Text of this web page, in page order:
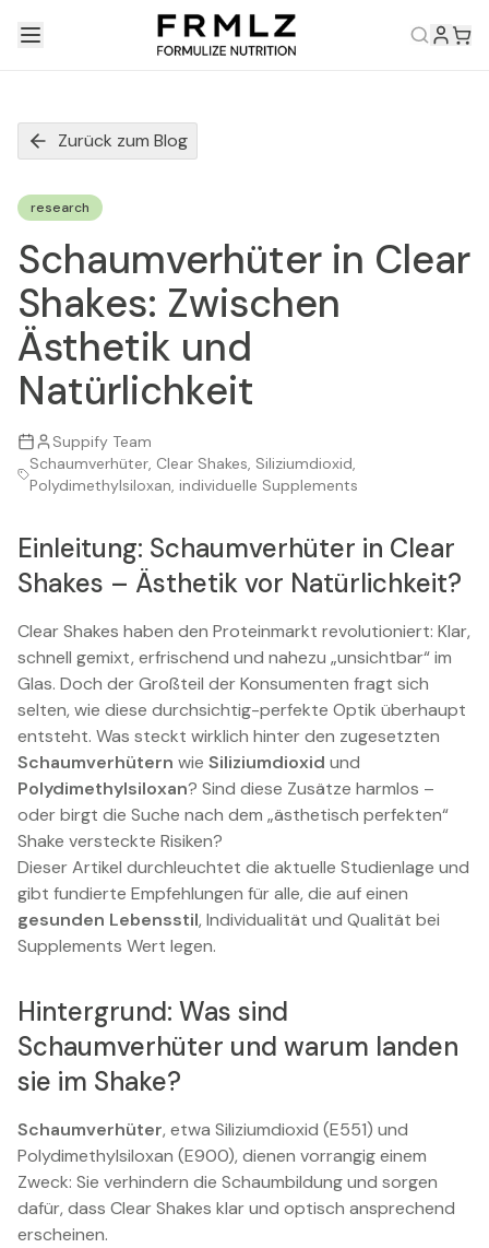
Zurück zum Blog
research
Schaumverhüter in Clear
Shakes: Zwischen
Ästhetik und
Natürlichkeit
Suppify Team
Schaumverhüter, Clear Shakes, Siliziumdioxid,
Polydimethylsiloxan, individuelle Supplements
Einleitung: Schaumverhüter in Clear
Shakes – Ästhetik vor Natürlichkeit?
Clear Shakes haben den Proteinmarkt revolutioniert: Klar,
schnell gemixt, erfrischend und nahezu „unsichtbar“ im
Glas. Doch der Großteil der Konsumenten fragt sich
selten, wie diese durchsichtig-perfekte Optik überhaupt
entsteht. Was steckt wirklich hinter den zugesetzten
Schaumverhütern wie Siliziumdioxid und
Polydimethylsiloxan? Sind diese Zusätze harmlos –
oder birgt die Suche nach dem „ästhetisch perfekten“
Shake versteckte Risiken?
Dieser Artikel durchleuchtet die aktuelle Studienlage und
gibt fundierte Empfehlungen für alle, die auf einen
gesunden Lebensstil, Individualität und Qualität bei
Supplements Wert legen.
Hintergrund: Was sind
Schaumverhüter und warum landen
sie im Shake?
Schaumverhüter, etwa Siliziumdioxid (E551) und
Polydimethylsiloxan (E900), dienen vorrangig einem
Zweck: Sie verhindern die Schaumbildung und sorgen
dafür, dass Clear Shakes klar und optisch ansprechend
erscheinen.